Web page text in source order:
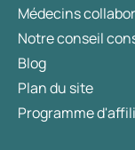
Médecins
Notre conseil
Blog
Plan du site
Programme